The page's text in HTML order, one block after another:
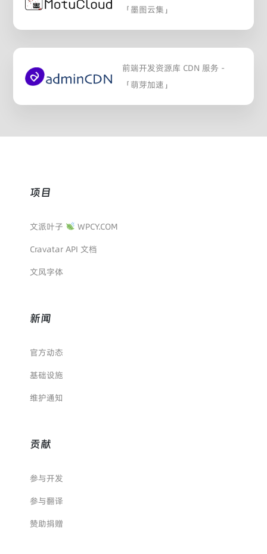
「墨图云集」
前端开发资源库 CDN 服务 -
「萌芽加速」
项目
文派叶子
WPCY.COM
Cravatar API 文档
文风字体
新闻
官方动态
基础设施
维护通知
贡献
参与开发
参与翻译
赞助捐赠